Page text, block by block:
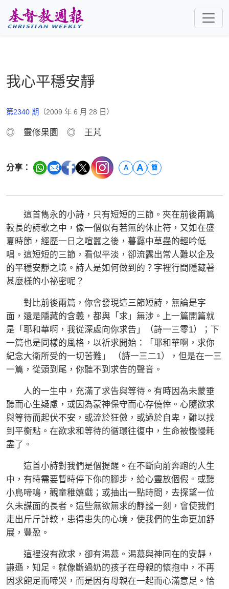
我心平穩安靜
第2340 期 （2009 年 6 月 28 日）
◎ 靈修果園 ◎ 王芃
分享： A A 簡
這首雋永的小詩，只有短短的三節。夾在前後兩篇
較長的詩歌之中，像一個似有若無的休止符，又如在盛
夏時節，經歷一日之喧囂之後，暮靄中草蟲的輕吟低
唱。這短短的三節，看似平淡，卻流露出常人難以企及
的平穩安靜之境。詩人是如何做到的？字裡行間隱藏著
甚麼樣的小祕密呢？
對比前後兩篇，你會發現這三節短詩，無論是字
面，還是隱藏的含義，都與「求」無涉。上一篇開篇就
是「耶和華啊，我從深處向你求告」（詩一三零1）；下
一篇也是同樣的風格，以祈求開始：「耶和華啊，求你
紀念大衛所受的一切苦難」 （詩一三二1），但是在一三
一篇，從頭到尾，你聽不到求告的聲音。
人的一生中，充滿了求告與等待。有時因為未蒙垂
聽而心生疑慮，或因為蒙神保守而心存僥倖。心隨欲求
與等待而起伏不安，或流於狂傲，或過於自卑，難以找
到平衡點。在欲求和等待的循環往復中，生命被慢慢耗
盡了。
這首小詩對我們是個提醒。在不斷向前奔跑的人生
中，有時需要暫時停下你的腳步，給心靈放個假。或聽
小鳥啼鳴，觀童稚嬉戲；或抽出一點時間，去探望一位
久未謀面的長者。這些無欲無求的靜謐一刻，會使我們
走出斤斤計較，患得患失的心境，使我們的生命更加舒
展，豐盈。
這裡沒有欲求，卻有渴慕。渴慕與神同在的安靜，
謙遜，知足。就像斷過奶的孩子在母親的懷抱中，不再
因求飽足而啼哭，而是因有母親在一起而心滿意足。恰